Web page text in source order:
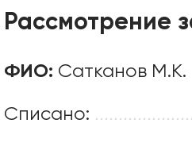
Рассмотрение
ФИО: Сатканов М.К.
Списано: